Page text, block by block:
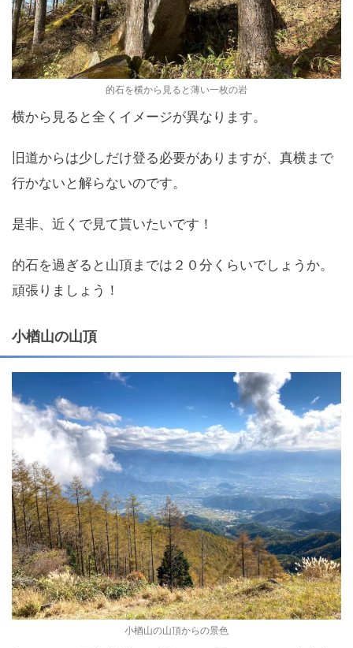
的石を横から見ると薄い一枚の岩
横から見ると全くイメージが異なります。
旧道からは少しだけ登る必要がありますが、真横まで
行かないと解らないのです。
是非、近くで見て貰いたいです！
的石を過ぎると山頂までは２０分くらいでしょうか。
頑張りましょう！
小楢山の山頂
小楢山の山頂からの景色